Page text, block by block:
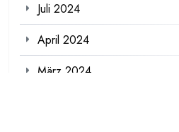
Juli 2024
April 2024
März 2024